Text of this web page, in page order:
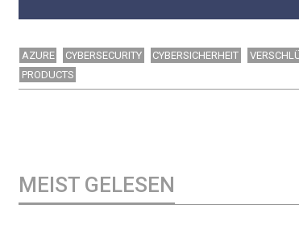
AZURE CYBERSECURITY CYBERSICHERHEIT
PRODUCTS
MEIST GELESEN